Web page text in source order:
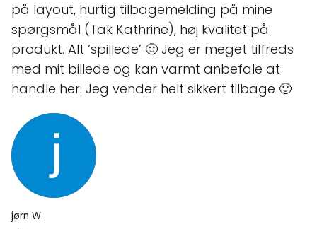
på layout, hurtig tilbagemelding på mine
spørgsmål (Tak Kathrine), høj kvalitet på
produkt. Alt ‘spillede’ 🙂 Jeg er meget tilfreds
med mit billede og kan varmt anbefale at
handle her. Jeg vender helt sikkert tilbage 🙂
jørn W.